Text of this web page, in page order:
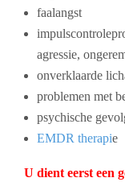
faalangst
agressie,
onverklaarde
problemen met
psychische
EMDR therapie
U dient eerst een